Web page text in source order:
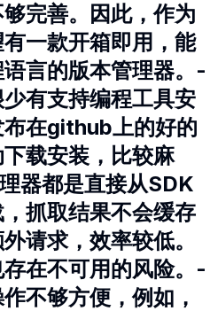
完善。因此，作为
一款开箱即用，能
言的版本管理器。-
有支持编程工具安
在github上的好的
载安装，比较麻
器都是直接从SDK
抓取结果不会缓存
请求，效率较低。
在不可用的风险。-
不够方便，例如，